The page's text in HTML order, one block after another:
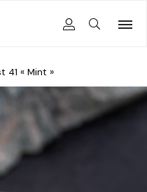
41 « Mint »